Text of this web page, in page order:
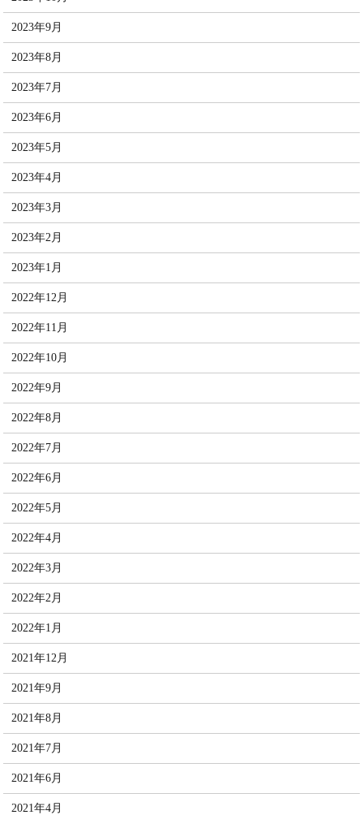
2023年9月
2023年8月
2023年7月
2023年6月
2023年5月
2023年4月
2023年3月
2023年2月
2023年1月
2022年12月
2022年11月
2022年10月
2022年9月
2022年8月
2022年7月
2022年6月
2022年5月
2022年4月
2022年3月
2022年2月
2022年1月
2021年12月
2021年9月
2021年8月
2021年7月
2021年6月
2021年4月